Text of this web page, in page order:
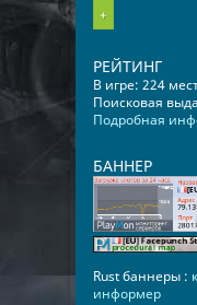
+
РЕЙТИНГ
В игре: 224
Поисковая
Подробная
БАННЕР
Rust баннеры :
информер